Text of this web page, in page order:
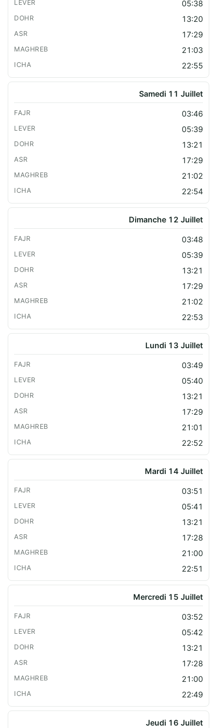
05:38
13:20
17:29
21:03
22:55
Samedi 11 Juillet
03:46
05:39
13:21
17:29
21:02
22:54
Dimanche 12 Juillet
03:48
05:39
13:21
17:29
21:02
22:53
Lundi 13 Juillet
03:49
05:40
13:21
17:29
21:01
22:52
Mardi 14 Juillet
03:51
05:41
13:21
17:28
21:00
22:51
Mercredi 15 Juillet
03:52
05:42
13:21
17:28
21:00
22:49
Jeudi 16 Juillet